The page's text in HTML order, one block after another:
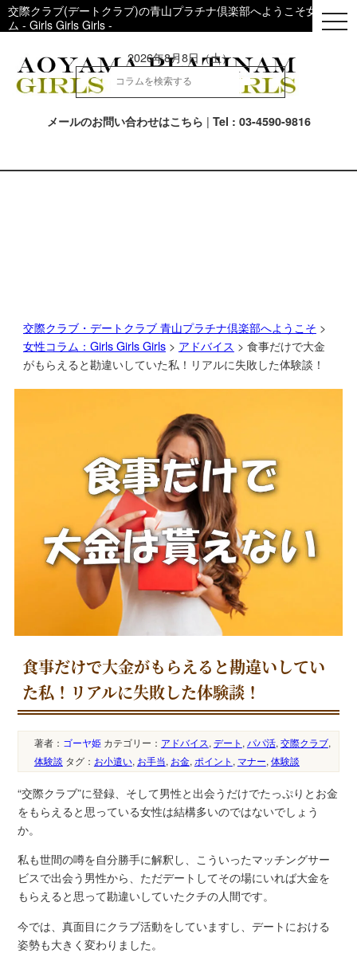
交際クラブ(デートクラブ)の青山プラチナ倶楽部へようこそ女性用コ
ム - Girls Girls Girls -
メールのお問い合わせはこちら | Tel : 03-4590-9816
2026年8月8日（土）
交際クラブ・デートクラブ 青山プラチナ倶楽部へようこそ >
女性コラム：Girls Girls Girls> アドバイス > 食事だけで大金
がもらえると勘違いしていた私！リアルに失敗した体験談！
食事だけで大金がもらえると勘違いしてい
た私！リアルに失敗した体験談！
著者： ゴーヤ姫 カテゴリー： アドバイス, デート , パパ活, 交際クラブ,
体験談 タグ： お小遣い, お手当, お金, ポイント , マナー, 体験談
“交際クラブ”に登録、そして男性と出会うだけでたっぷりとお金
をもらえると思っている女性は結構多いのではないでしょう
か。
私も世間の噂を自分勝手に解釈し、こういったマッチングサー
ビスで出会う男性から、ただデートしてその場にいれば大金を
もらえると思って勘違いしていたクチの人間です。
今では、真面目にクラブ活動をしていますし、デートにおける
姿勢も大きく変わりました。